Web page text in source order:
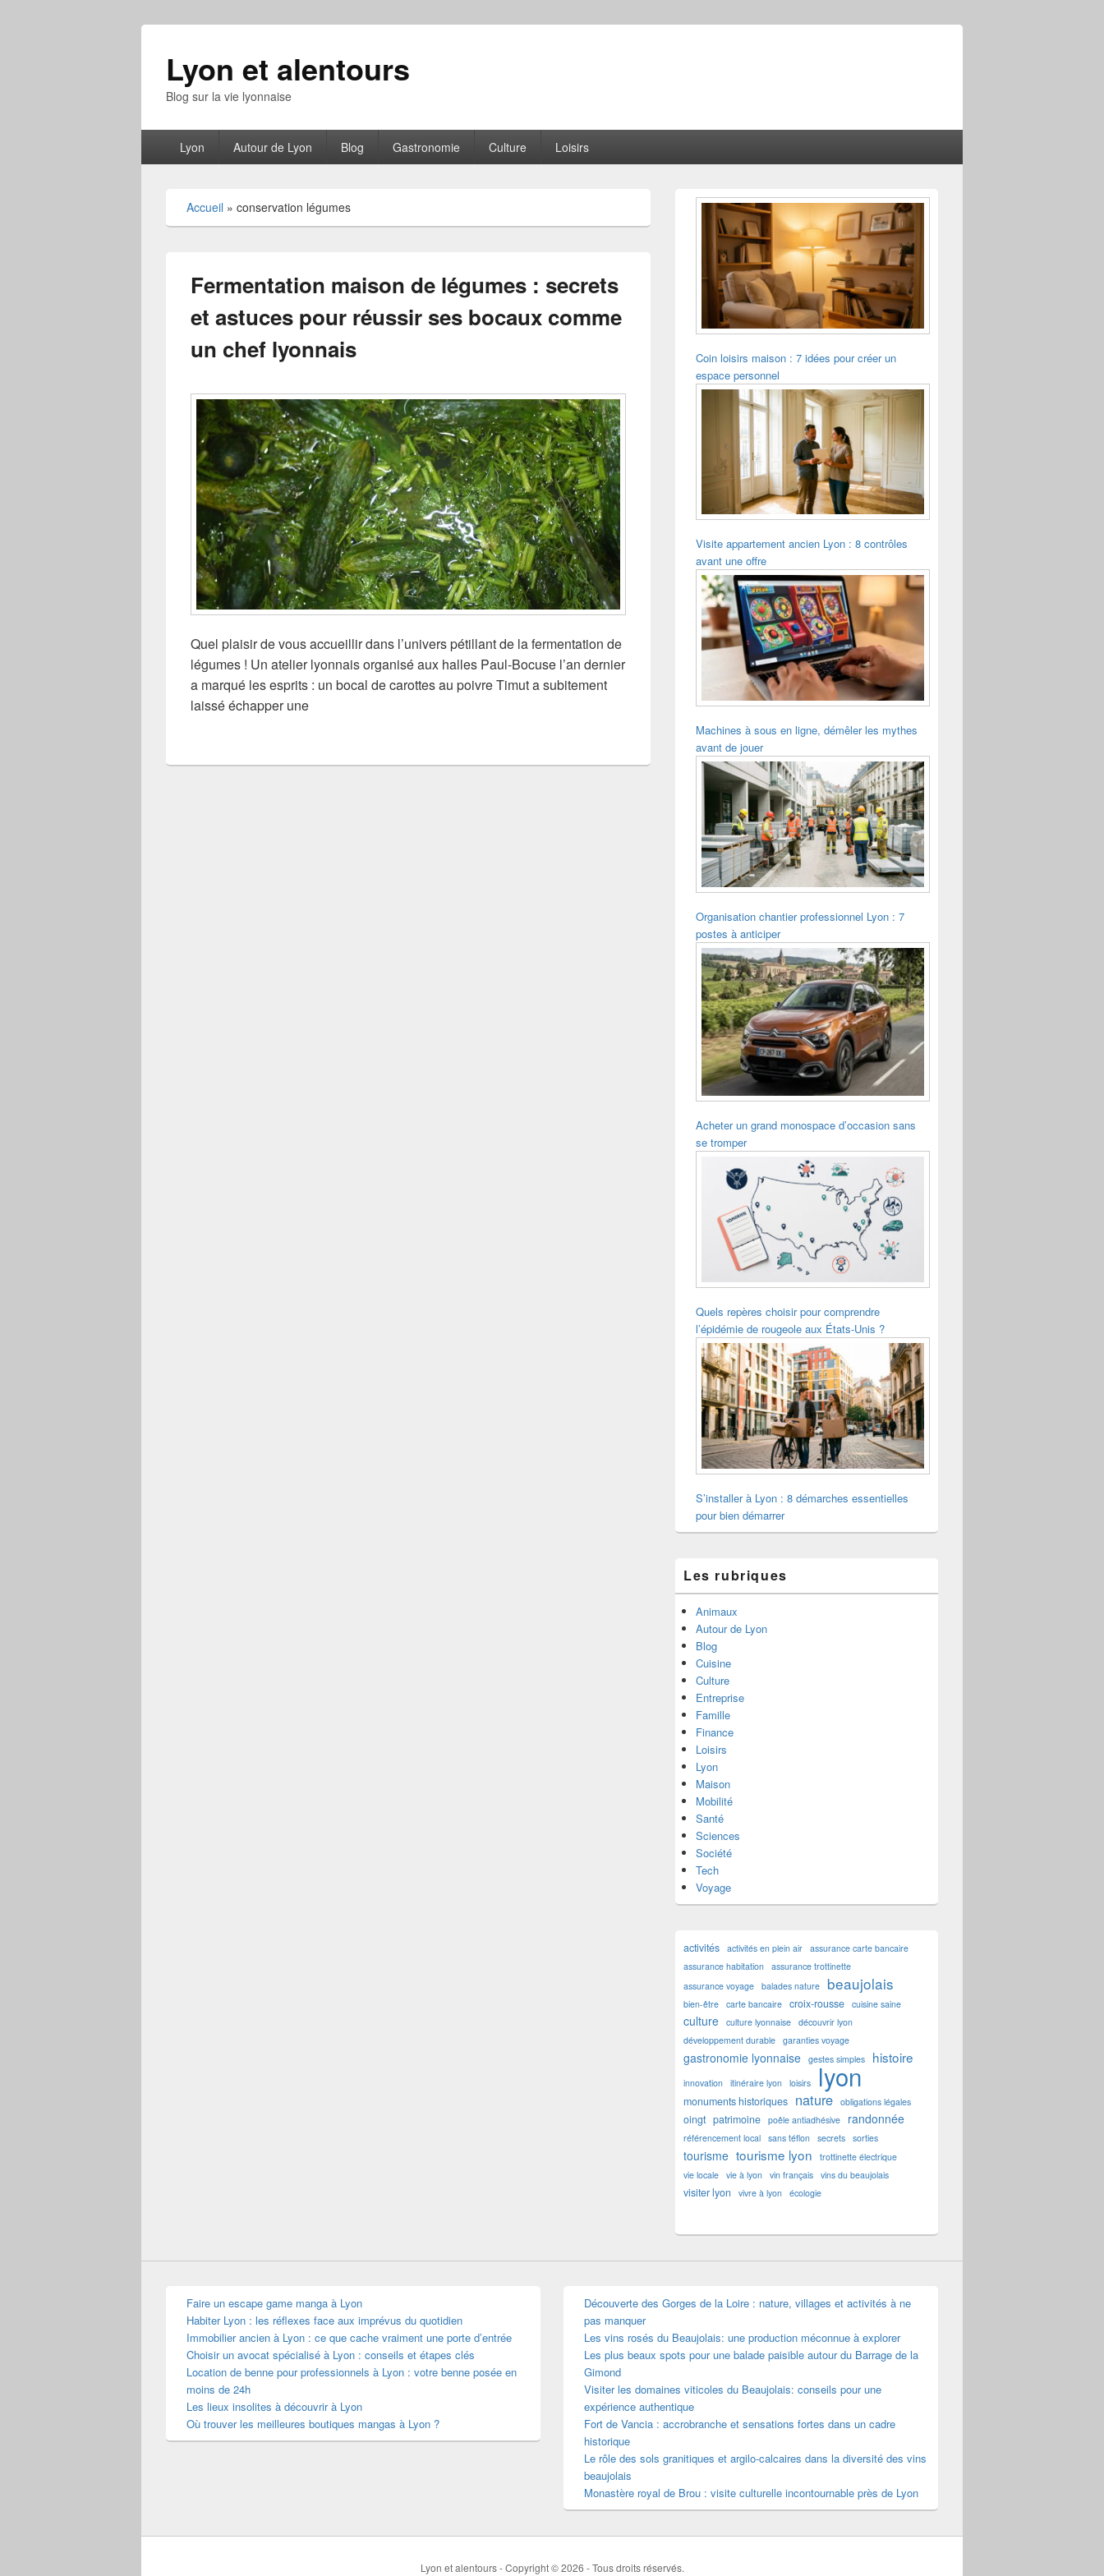
Lyon et alentours
Blog sur la vie lyonnaise
principalLyon Autour de Lyon Blog Gastronomie Culture Loisirs
Accueil » conservation légumes
Fermentation maison de légumes : secrets
et astuces pour réussir ses bocaux comme
un chef lyonnais
Quel plaisir de vous accueillir dans l’univers pétillant de la fermentation de
légumes ! Un atelier lyonnais organisé aux halles Paul-Bocuse l’an dernier
a marqué les esprits : un bocal de carottes au poivre Timut a subitement
laissé échapper une
Zone
principale
Coin loisirs maison : 7 idées pour créer un
espace personnel
Visite appartement ancien Lyon : 8 contrôles
avant une offre
Machines à sous en ligne, démêler les mythes
avant de jouer
Organisation chantier professionnel Lyon : 7
postes à anticiper
Acheter un grand monospace d’occasion sans
se tromper
Quels repères choisir pour comprendre
l’épidémie de rougeole aux États-Unis ?
S’installer à Lyon : 8 démarches essentielles
pour bien démarrer
Les rubriques
Animaux
Autour de Lyon
Blog
Cuisine
Culture
Entreprise
Famille
Finance
Loisirs
Lyon
Maison
Mobilité
Santé
Sciences
Société
Tech
Voyage
activités activités en plein air assurance carte bancaire
assurance habitation assurance trottinette
assurance voyage balades nature beaujolais
bien-être carte bancaire croix-rousse cuisine saine
culture culture lyonnaise découvrir lyon
développement durable garanties voyage
gastronomie lyonnaise gestes simples histoire
innovation itinéraire lyon loisirs lyon
monuments historiques nature obligations légales
oingt patrimoine poêle antiadhésive randonnée
référencement local sans téflon secrets sorties
tourisme tourisme lyon
trottinette électrique
vie locale vie à lyon vin français vins du beaujolais
visiter lyon vivre à lyon écologie
Faire un escape game manga à Lyon
Habiter Lyon : les réflexes face aux imprévus du quotidien
Immobilier ancien à Lyon : ce que cache vraiment une porte d’entrée
Choisir un avocat spécialisé à Lyon : conseils et étapes clés
Location de benne pour professionnels à Lyon : votre benne posée en
moins de 24h
Les lieux insolites à découvrir à Lyon
Où trouver les meilleures boutiques mangas à Lyon ?
Découverte des Gorges de la Loire : nature, villages et activités à ne
pas manquer
Les vins rosés du Beaujolais: une production méconnue à explorer
Les plus beaux spots pour une balade paisible autour du Barrage de la
Gimond
Visiter les domaines viticoles du Beaujolais: conseils pour une
expérience authentique
Fort de Vancia : accrobranche et sensations fortes dans un cadre
historique
Le rôle des sols granitiques et argilo-calcaires dans la diversité des vins
beaujolais
Monastère royal de Brou : visite culturelle incontournable près de Lyon
Lyon et alentours - Copyright © 2026 - Tous droits réservés.